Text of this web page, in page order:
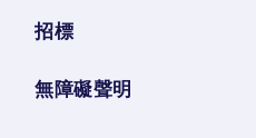
招標
無障礙聲明